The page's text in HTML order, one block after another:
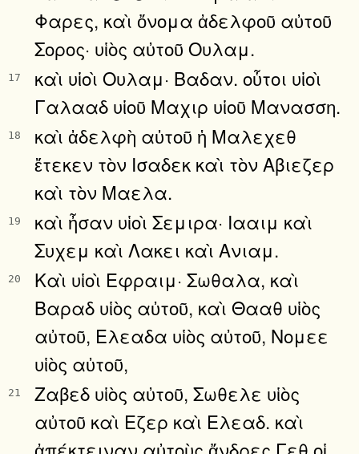
Φαρες, καὶ ὄνομα ἀδελφοῦ αὐτοῦ
Σορος· υἱὸς αὐτοῦ Ουλαμ.
17
καὶ υἱοὶ Ουλαμ· Βαδαν. οὗτοι υἱοὶ
Γαλααδ υἱοῦ Μαχιρ υἱοῦ Μανασση.
18
καὶ ἀδελφὴ αὐτοῦ ἡ Μαλεχεθ
ἔτεκεν τὸν Ισαδεκ καὶ τὸν Αβιεζερ
καὶ τὸν Μαελα.
19
καὶ ἦσαν υἱοὶ Σεμιρα· Ιααιμ καὶ
Συχεμ καὶ Λακει καὶ Ανιαμ.
20
Καὶ υἱοὶ Εφραιμ· Σωθαλα, καὶ
Βαραδ υἱὸς αὐτοῦ, καὶ Θααθ υἱὸς
αὐτοῦ, Ελεαδα υἱὸς αὐτοῦ, Νομεε
υἱὸς αὐτοῦ,
21
Ζαβεδ υἱὸς αὐτοῦ, Σωθελε υἱὸς
αὐτοῦ καὶ Εζερ καὶ Ελεαδ. καὶ